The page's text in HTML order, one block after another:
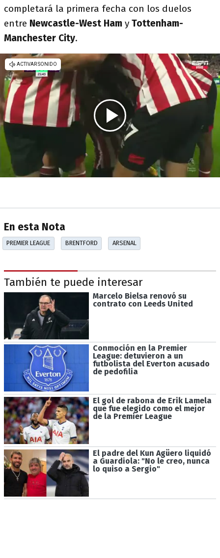
completará la primera fecha con los duelos
entre Newcastle-West Ham y Tottenham-
Manchester City.
En esta Nota
PREMIER LEAGUE BRENTFORD ARSENAL
También te puede interesar
Marcelo Bielsa renovó su
contrato con Leeds United
Conmoción en la Premier
League: detuvieron a un
futbolista del Everton acusado
de pedofilia
El gol de rabona de Erik Lamela
que fue elegido como el mejor
de la Premier League
El padre del Kun Agüero liquidó
a Guardiola: "No le creo, nunca
lo quiso a Sergio"